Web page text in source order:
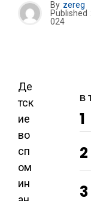
By zereg
Published
024
Де
тск
ие
во
сп
ом
ин
В